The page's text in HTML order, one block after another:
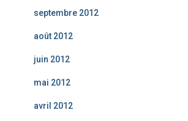
septembre 2012
août 2012
juin 2012
mai 2012
avril 2012